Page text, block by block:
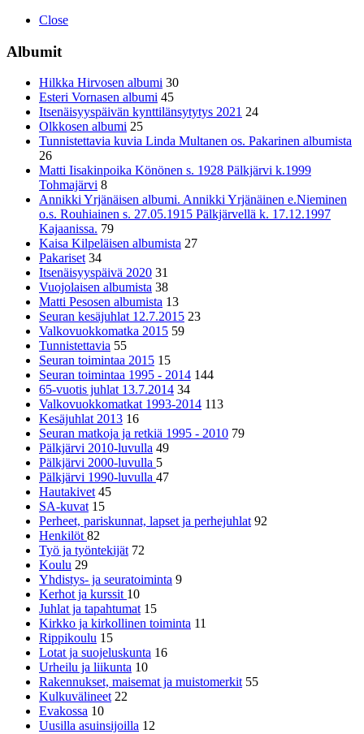
Close
Albumit
Hilkka Hirvosen albumi 30
Esteri Vornasen albumi 45
Itsenäisyyspäivän kynttilänsytytys 2021 24
Olkkosen albumi 25
Tunnistettavia kuvia Linda Multanen os. Pakarinen albumista
26
Matti Iisakinpoika Könönen s. 1928 Pälkjärvi k.1999
Tohmajärvi 8
Annikki Yrjänäisen albumi. Annikki Yrjänäinen e.Nieminen
o.s. Rouhiainen s. 27.05.1915 Pälkjärvellä k. 17.12.1997
Kajaanissa. 79
Kaisa Kilpeläisen albumista 27
Pakariset 34
Itsenäisyyspäivä 2020 31
Vuojolaisen albumista 38
Matti Pesosen albumista 13
Seuran kesäjuhlat 12.7.2015 23
Valkovuokkomatka 2015 59
Tunnistettavia 55
Seuran toimintaa 2015 15
Seuran toimintaa 1995 - 2014 144
65-vuotis juhlat 13.7.2014 34
Valkovuokkomatkat 1993-2014 113
Kesäjuhlat 2013 16
Seuran matkoja ja retkiä 1995 - 2010 79
Pälkjärvi 2010-luvulla 49
Pälkjärvi 2000-luvulla 5
Pälkjärvi 1990-luvulla 47
Hautakivet 45
SA-kuvat 15
Perheet, pariskunnat, lapset ja perhejuhlat 92
Henkilöt82
Työ ja työntekijät 72
Koulu 29
Yhdistys- ja seuratoiminta 9
Kerhot ja kurssit 10
Juhlat ja tapahtumat 15
Kirkko ja kirkollinen toiminta 11
Rippikoulu 15
Lotat ja suojeluskunta 16
Urheilu ja liikunta 10
Rakennukset, maisemat ja muistomerkit 55
Kulkuvälineet 22
Evakossa 10
Uusilla asuinsijoilla 12